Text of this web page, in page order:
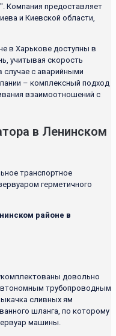
Компания предоставляет
и Киевской области,
в Харькове доступны в
учитывая скорость
случае с аварийными
– комплексный подход
взаимоотношений с
в Ленинском
транспортное
герметичного
районе в
довольно
трубопроводным
сливных ям
шланга, по которому
машины.